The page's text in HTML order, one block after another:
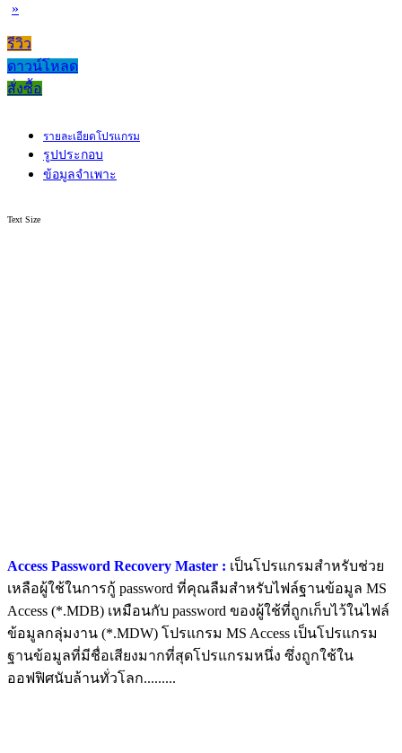
»
รีวิว
ดาวน์โหลด
สั่งซื้อ
รายละเอียดโปรแกรม
รูปประกอบ
ข้อมูลจำเพาะ
Text Size
Access Password Recovery Master : เป็นโปรแกรมสำหรับช่วย
เหลือผู้ใช้ในการกู้ password ที่คุณลืมสำหรับไฟล์ฐานข้อมูล MS
Access (*.MDB) เหมือนกับ password ของผู้ใช้ที่ถูกเก็บไว้ในไฟล์
ข้อมูลกลุ่มงาน (*.MDW) โปรแกรม MS Access เป็นโปรแกรม
ฐานข้อมูลที่มีชื่อเสียงมากที่สุดโปรแกรมหนึ่ง ซึ่งถูกใช้ใน
ออฟฟิศนับล้านทั่วโลก.........